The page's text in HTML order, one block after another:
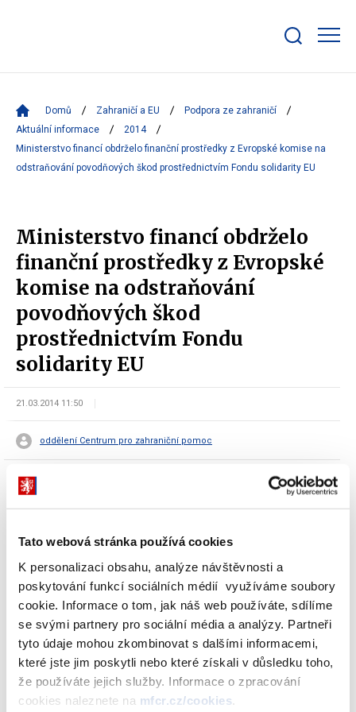
Tato webová stránka používá cookies
K personalizaci obsahu, analýze návštěvnosti a
poskytování funkcí sociálních médií využíváme soubory
cookie. Informace o tom, jak náš web používáte, sdílíme
se svými partnery pro sociální média a analýzy. Partneři
tyto údaje mohou zkombinovat s dalšími informacemi,
které jste jim poskytli nebo které získali v důsledku toho,
že používáte jejich služby. Informace o zpracování
cookies naleznete na mfcr.cz/cookies
bar
Domů Zahraničí a EU
Podpora ze zahraničí
Aktuální informace
2014
Ministerstvo financí obdrželo finanční prostředky z Evropské komise na
odstraňování povodňových škod prostřednictvím Fondu solidarity EU
Ministerstvo financí obdrželo
finanční prostředky z Evropské
komise na odstraňování
povodňových škod
prostřednictvím Fondu
solidarity EU
21.03.2014 11:50
oddělení Centrum pro zahraniční pomoc
Ministerstvo financí obdrželodne 19. 3. 2014 celkovou
požadovanou částku ve výši 15 928 275,00 EURz Evropské
komise naodstraňování povodňových škod prostřednictvím
Fondu solidarity EU.
Dnem 19. 3. 2014 tedy začala
implementace Fondu solidarity v
krajích postižených povodněmi v červnu 2013 - v Jihočeském,
Plzeňském, Středočeském, Královéhradeckém, Ústeckém a
Libereckém kraji a na území hlavního města Prahy.